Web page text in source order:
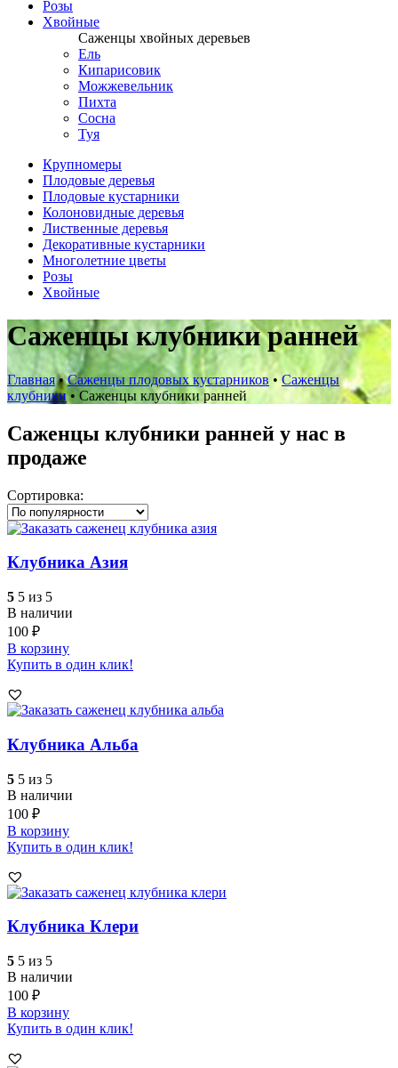
Розы
Хвойные
Саженцы хвойных деревьев
Ель
Кипарисовик
Можжевельник
Пихта
Сосна
Туя
Крупномеры
Плодовые деревья
Плодовые кустарники
Колоновидные деревья
Лиственные деревья
Декоративные кустарники
Многолетние цветы
Розы
Хвойные
Саженцы клубники ранней
Главная•Саженцы плодовых кустарников •Саженцы
клубники• Саженцы клубники ранней
Саженцы клубники ранней у нас в
продаже
Сортировка:
Клубника Азия
5 5 из 5
В наличии
100 ₽
В корзину
Купить в один клик!
Клубника Альба
5 5 из 5
В наличии
100 ₽
В корзину
Купить в один клик!
Клубника Клери
5 5 из 5
В наличии
100 ₽
В корзину
Купить в один клик!